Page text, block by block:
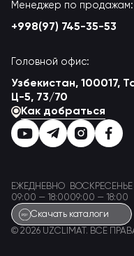
Менеджер по продажам:
+998(97) 745-35-53
Головной офис:
Узбекистан, 100017,
Ц-5, 73/70
Как добраться
ЕЖЕДНЕВНО
09:00 — 18:00
ВОСКРЕСЕНЬЕ
09:00 — 18:00
Скачать каталоги
© 2026 UZCLIMAT. ВСЕ